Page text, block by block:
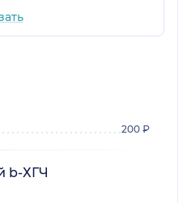
200 ₽
b-ХГЧ